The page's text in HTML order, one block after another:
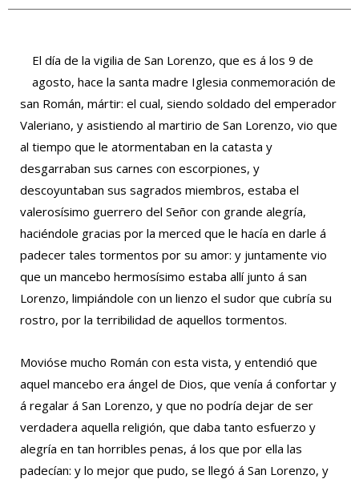
El día de la vigilia de San Lorenzo, que es á los 9 de
agosto, hace la santa madre Iglesia conmemoración de
san Román, mártir: el cual, siendo soldado del emperador
Valeriano, y asistiendo al martirio de San Lorenzo, vio que
al tiempo que le atormentaban en la catasta y
desgarraban sus carnes con escorpiones, y
descoyuntaban sus sagrados miembros, estaba el
valerosísimo guerrero del Señor con grande alegría,
haciéndole gracias por la merced que le hacía en darle á
padecer tales tormentos por su amor: y juntamente vio
que un mancebo hermosísimo estaba allí junto á san
Lorenzo, limpiándole con un lienzo el sudor que cubría su
rostro, por la terribilidad de aquellos tormentos.
Movióse mucho Román con esta vista, y entendió que
aquel mancebo era ángel de Dios, que venía á confortar y
á regalar á San Lorenzo, y que no podría dejar de ser
verdadera aquella religión, que daba tanto esfuerzo y
alegría en tan horribles penas, á los que por ella las
padecían: y lo mejor que pudo, se llegó á San Lorenzo, y